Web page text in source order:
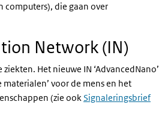
computers), die gaan over
Network (IN)
Het nieuwe IN ‘AdvancedNano’
voor de mens en het
(zie ookSignaleringsbrief